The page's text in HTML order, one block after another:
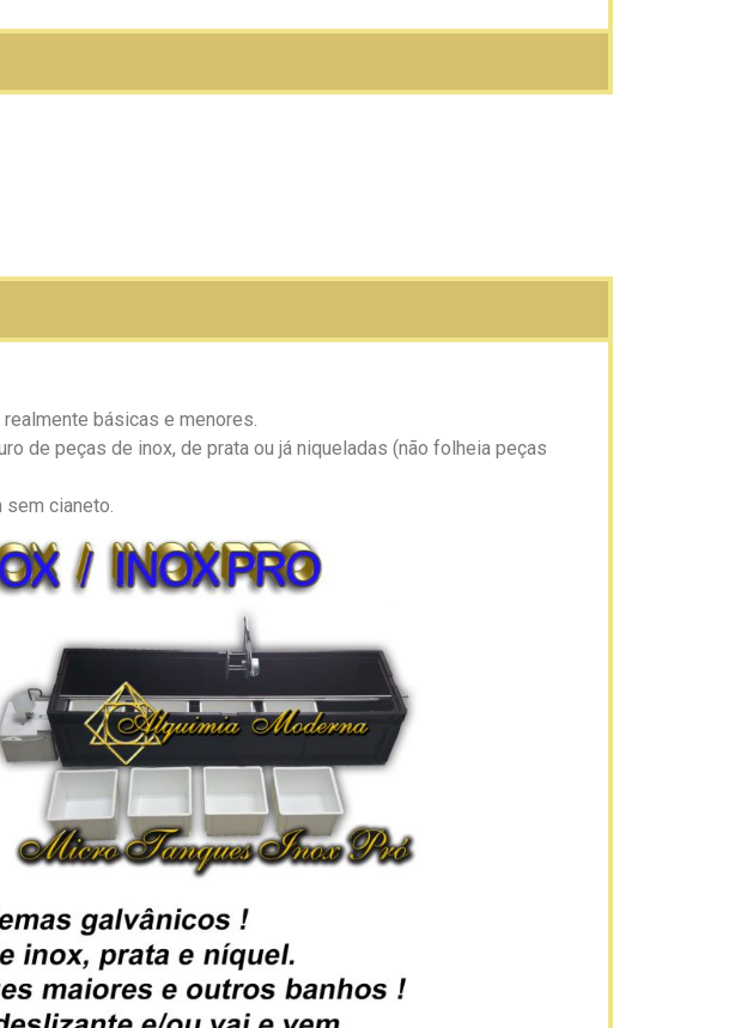
básicas e menores.
de peças de inox, de prata ou já niqueladas (não folheia peças
sem cianeto.